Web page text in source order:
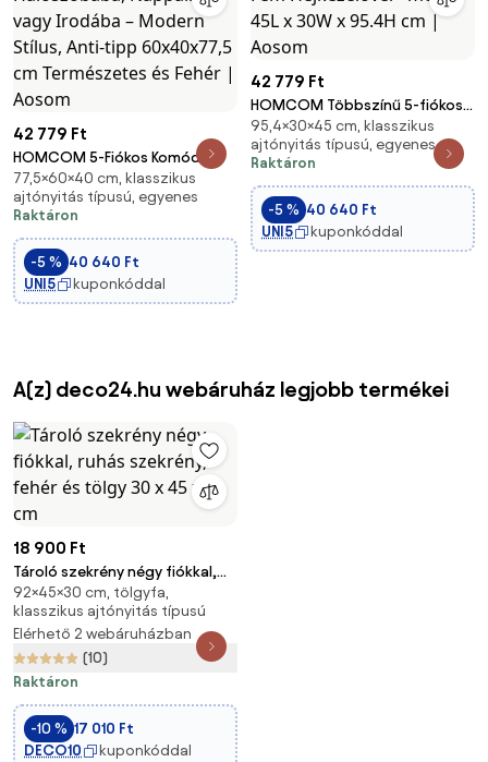
42 779 Ft
HOMCOM 5-Fiókos Komód
Emelt Lábakkal Hálószobába,
Nappaliba vagy Irodába –
Modern Stílus, Anti-tipp
60x40x77,5 cm Természetes és
Fehér | Aosom
77,5×60×40 cm, klasszikus
ajtónyitás típusú, egyenes
Raktáron
-5 % 40 640 Ft
UNI5
kuponkóddal
42 779 Ft
HOMCOM Többszínű 5-fiókos
Komód MDF Anyagú Fém
Héjkezelővel - méret: 45L x 30W
x 95.4H cm | Aosom
95,4×30×45 cm, klasszikus
ajtónyitás típusú, egyenes
Raktáron
-5 % 40 640 Ft
UNI5
kuponkóddal
A(z) deco24.hu webáruház legjobb termékei
18 900 Ft
Tároló szekrény négy fiókkal,
ruhás szekrény, fehér és tölgy
30 x 45 x 92 cm
92×45×30 cm, tölgyfa,
klasszikus ajtónyitás típusú
Elérhető 2 webáruházban
(10)
Raktáron
-10 % 17 010 Ft
DECO10
kuponkóddal